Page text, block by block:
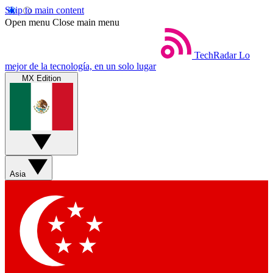
Skip to main content
Open menu Close main menu
TechRadar Lo
mejor de la tecnología, en un solo lugar
MX Edition
Asia